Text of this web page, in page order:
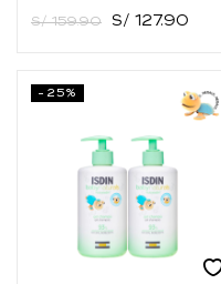
S/159.90 S/ 127.90
-25%